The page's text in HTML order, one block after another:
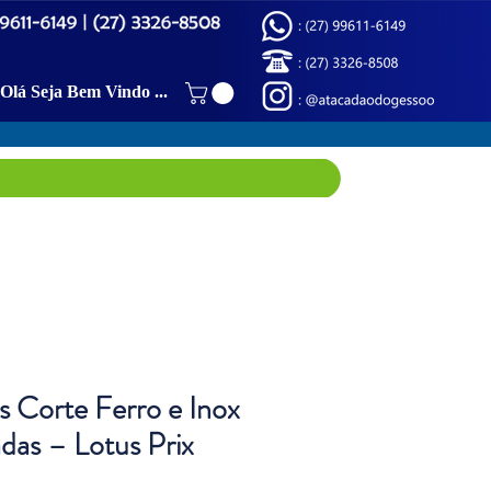
Olá Seja Bem Vindo (a)!
Corte Ferro e Inox
– Lotus Prix